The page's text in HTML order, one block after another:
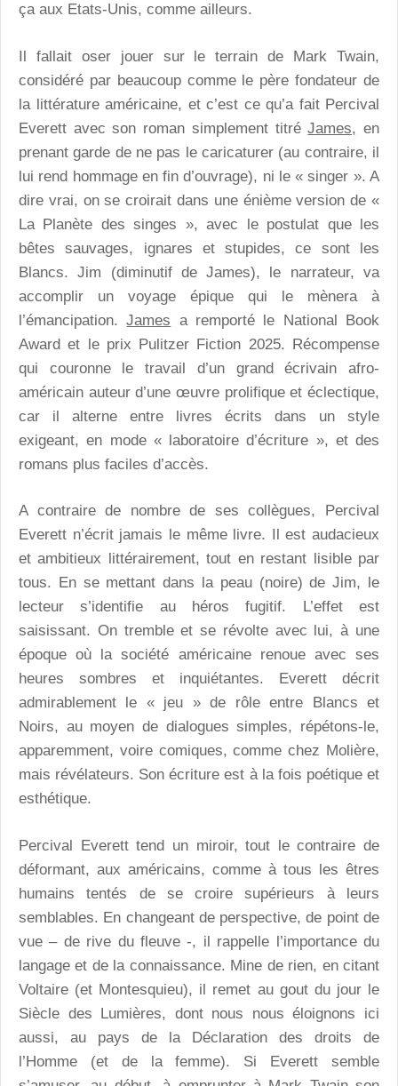
ça aux Etats-Unis, comme ailleurs.
Il fallait oser jouer sur le terrain de Mark Twain,
considéré par beaucoup comme le père fondateur de
la littérature américaine, et c’est ce qu’a fait Percival
Everett avec son roman simplement titréJames, en
prenant garde de ne pas le caricaturer (au contraire, il
lui rend hommage en fin d’ouvrage), ni le « singer ». A
dire vrai, on se croirait dans une énième version de «
La Planète des singes », avec le postulat que les
bêtes sauvages, ignares et stupides, ce sont les
Blancs. Jim (diminutif de James), le narrateur, va
accomplir un voyage épique qui le mènera à
l’émancipation.James a remporté le National Book
Award et le prix Pulitzer Fiction 2025. Récompense
qui couronne le travail d’un grand écrivain afro-
américain auteur d’une œuvre prolifique et éclectique,
car il alterne entre livres écrits dans un style
exigeant, en mode « laboratoire d’écriture », et des
romans plus faciles d’accès.
A contraire de nombre de ses collègues, Percival
Everett n’écrit jamais le même livre. Il est audacieux
et ambitieux littérairement, tout en restant lisible par
tous. En se mettant dans la peau (noire) de Jim, le
lecteur s’identifie au héros fugitif. L’effet est
saisissant. On tremble et se révolte avec lui, à une
époque où la société américaine renoue avec ses
heures sombres et inquiétantes. Everett décrit
admirablement le « jeu » de rôle entre Blancs et
Noirs, au moyen de dialogues simples, répétons-le,
apparemment, voire comiques, comme chez Molière,
mais révélateurs. Son écriture est à la fois poétique et
esthétique.
Percival Everett tend un miroir, tout le contraire de
déformant, aux américains, comme à tous les êtres
humains tentés de se croire supérieurs à leurs
semblables. En changeant de perspective, de point de
vue – de rive du fleuve -, il rappelle l’importance du
langage et de la connaissance. Mine de rien, en citant
Voltaire (et Montesquieu), il remet au gout du jour le
Siècle des Lumières, dont nous nous éloignons ici
aussi, au pays de la Déclaration des droits de
l’Homme (et de la femme). Si Everett semble